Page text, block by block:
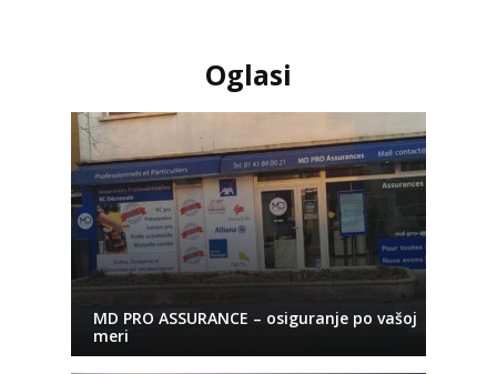
Oglasi
MD PRO ASSURANCE – osiguranje po vašoj
meri